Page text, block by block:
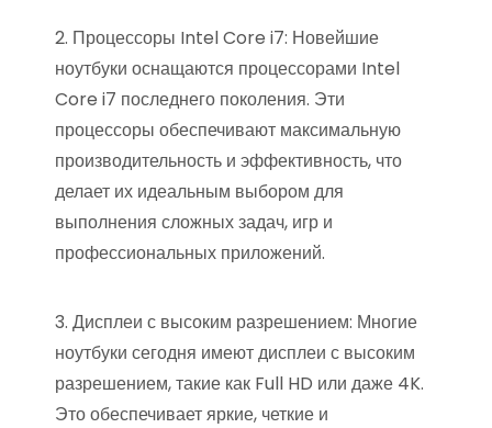
2. Процессоры Intel Core i7: Новейшие
ноутбуки оснащаются процессорами Intel
Core i7 последнего поколения. Эти
процессоры обеспечивают максимальную
производительность и эффективность, что
делает их идеальным выбором для
выполнения сложных задач, игр и
профессиональных приложений.
3. Дисплеи с высоким разрешением: Многие
ноутбуки сегодня имеют дисплеи с высоким
разрешением, такие как Full HD или даже 4K.
Это обеспечивает яркие, четкие и